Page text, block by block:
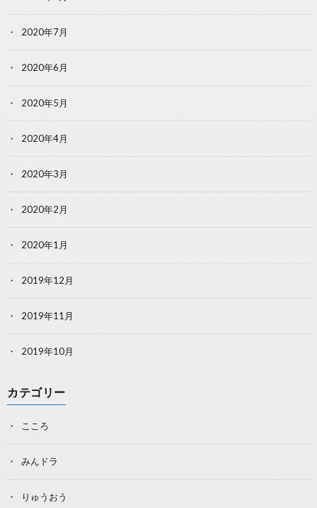
2020年7月
2020年6月
2020年5月
2020年4月
2020年3月
2020年2月
2020年1月
2019年12月
2019年11月
2019年10月
カテゴリー
こころ
みんドラ
りゅうおう